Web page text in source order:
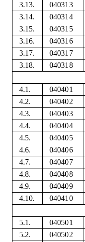
3.13.
040313
3.14.
040314
3.15.
040315
3.16.
040316
3.17.
040317
3.18.
040318
4.1.
040401
4.2.
040402
4.3.
040403
4.4.
040404
4.5.
040405
4.6.
040406
4.7.
040407
4.8.
040408
4.9.
040409
4.10.
040410
5.1.
040501
5.2.
040502